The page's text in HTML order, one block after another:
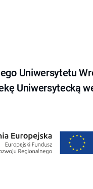
Uniwersytetu
Uniwersytecką